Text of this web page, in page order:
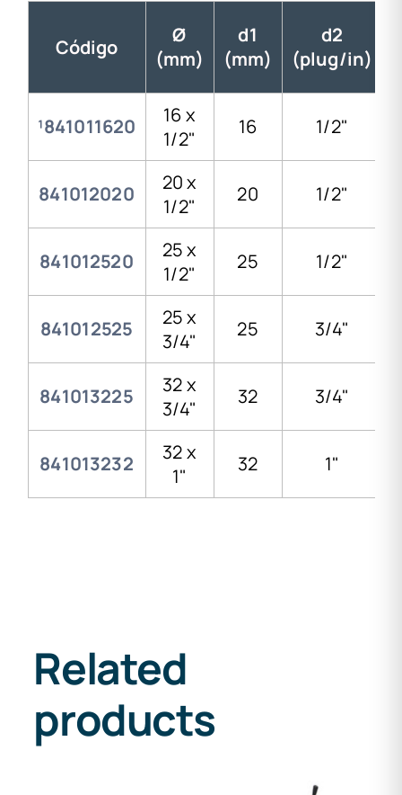
Código
Ø
(mm)
d1
(mm)
d2
(plug/in)
¹841011620
16 x
1/2"
16 1/2"
841012020
20 x
1/2"
20 1/2"
841012520
25 x
1/2"
25 1/2"
841012525
25 x
3/4"
25 3/4"
841013225
32 x
3/4"
32 3/4"
841013232
32 x
1"
32 1"
Related
products